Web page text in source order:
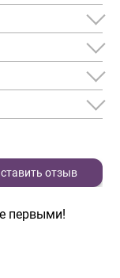
отзыв
первыми!